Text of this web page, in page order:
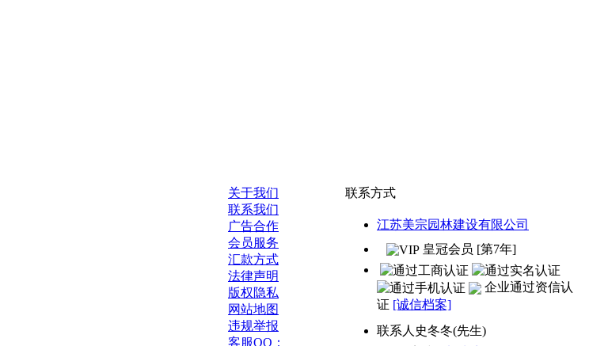
联系方式
江苏美宗园林建设有限公司
皇冠会员 [第7年]
企业通过资信认
证 [诚信档案]
联系人 史冬冬(先生)
关于我们
联系我们
广告合作
会员服务
汇款方式
法律声明
版权隐私
网站地图
违规举报
客服QQ：